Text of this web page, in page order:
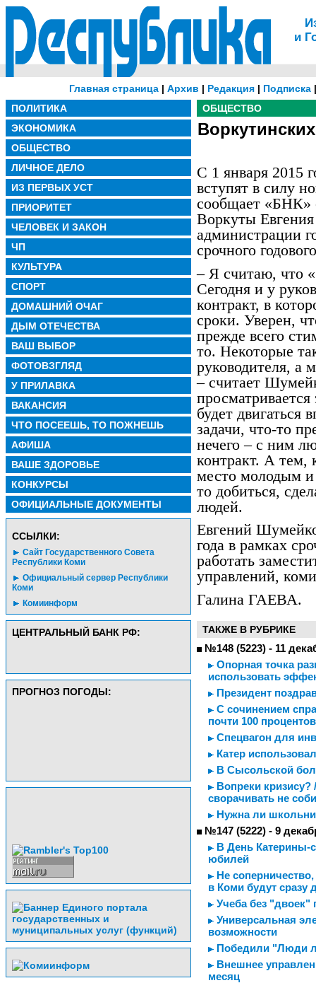
и
Главная страница | Архив | Редакция | Подписка
ПОЛИТИКА
ЭКОНОМИКА
ОБЩЕСТВО
ЛИЧНОЕ ДЕЛО
ИЗ ПЕРВЫХ УСТ
ПРИОРИТЕТ
ЧЕЛОВЕК И ЗАКОН
ЧП
КУЛЬТУРА
СПОРТ
ДОМАШНИЙ ОЧАГ
ДЫМ ОТЕЧЕСТВА
ВАШ ВЫБОР
ФОТОВЗГЛЯД
У ПРИЛАВКА
ВАКАНСИЯ
ЧТО ПОСЕЕШЬ, ТО ПОЖНЕШЬ
АФИША
ВАШЕ ЗДОРОВЬЕ
КОНКУРСЫ
ОФИЦИАЛЬНЫЕ ДОКУМЕНТЫ
CСЫЛКИ:
Сайт Государственного Совета
Республики Коми
Официальный сервер Республики
Коми
Комиинформ
ЦЕНТРАЛЬНЫЙ БАНК РФ:
ПРОГНОЗ ПОГОДЫ:
ОБЩЕСТВО
С 1 января 2015
вступят в силу
сообщает «БНК»
Воркуты
администрации
срочного
– Я считаю, что
Сегодня и у
контракт, в
сроки. Уверен,
прежде всего
то. Некоторые
руководителя, а
– считает
будет двигаться
задачи, что-то
нечего – с ним
контракт. А тем,
место молодым
то добиться,
людей.
Евгений
года в рамках
работать
управлений,
Галина ГАЕВА.
ТАКЖЕ В РУБРИКЕ
№148 (5223) - 11
Опорная точка
использовать
Президент
С сочинением
почти 100
Спецвагон для
Катер
В Сысольской
Вопреки
сворачивать не
Нужна ли
№147 (5222) - 9
В День Катерины-
юбилей
Не
в Коми будут сразу
Учеба без "двоек"
Универсальная
возможности
Победили "Люди
Внешнее
месяц